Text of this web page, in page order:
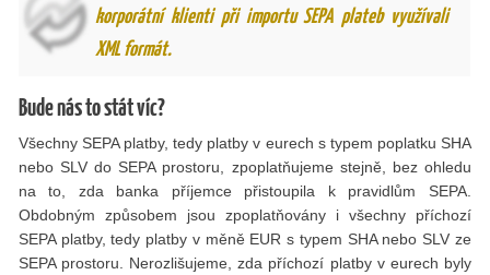
korporátní klienti při importu SEPA plateb využívali
XML formát.
Bude nás to stát víc?
Všechny SEPA platby, tedy platby v eurech s typem poplatku SHA
nebo SLV do SEPA prostoru, zpoplatňujeme stejně, bez ohledu
na to, zda banka příjemce přistoupila k pravidlům SEPA.
Obdobným způsobem jsou zpoplatňovány i všechny příchozí
SEPA platby, tedy platby v měně EUR s typem SHA nebo SLV ze
SEPA prostoru. Nerozlišujeme, zda příchozí platby v eurech byly